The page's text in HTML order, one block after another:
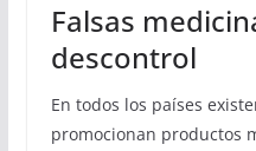
Falsas
descontrol
En todos los países
promocionan productos